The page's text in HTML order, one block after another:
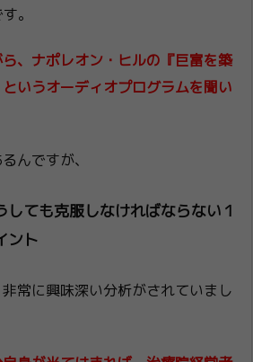
。
、ナポレオン・ヒルの『巨富を築
いうオーディオプログラムを聞い
んですが、
しても克服しなければならない１
ント
常に興味深い分析がされていまし